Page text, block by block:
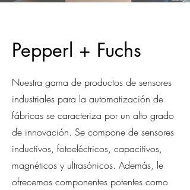
Pepperl + Fuchs
Nuestra gama de productos de sensores
industriales para la automatización de
fábricas se caracteriza por un alto grado
de innovación. Se compone de sensores
inductivos, fotoeléctricos, capacitivos,
magnéticos y ultrasónicos. Además, le
ofrecemos componentes potentes como